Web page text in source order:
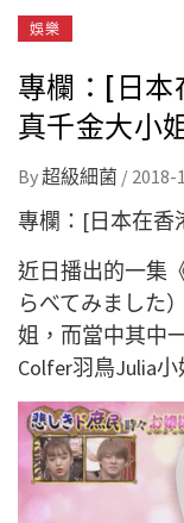
娛樂
專欄：[日
真千金大小
By超級細菌 / 2018-
專欄：[日本在香
近日播出的一集
らべてみました
姐，而當中其中
Colfer羽鳥Julia小